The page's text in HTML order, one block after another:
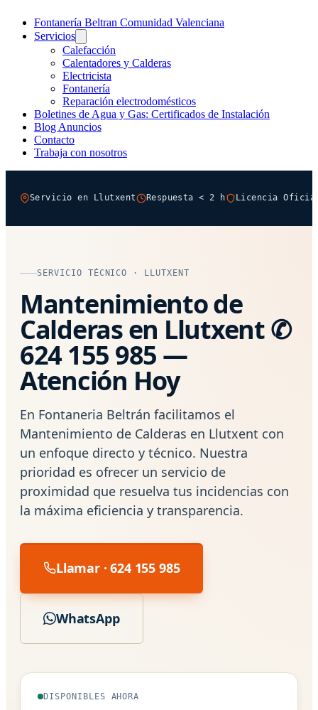
Fontanería Beltran Comunidad Valenciana
Servicios
Calefacción
Calentadores y Calderas
Electricista
Fontanería
Reparación electrodomésticos
Boletines de Agua y Gas: Certificados de Instalación
Blog Anuncios
Contacto
Trabaja con nosotros
Servicio en Llutxent Respuesta < 2 h Licencia
SERVICIO TÉCNICO · LLUTXENT
Mantenimiento de
Calderas en Llutxent ✆
624 155 985 —
Atención Hoy
En Fontaneria Beltrán facilitamos el
Mantenimiento de Calderas en Llutxent con
un enfoque directo y técnico. Nuestra
prioridad es ofrecer un servicio de
proximidad que resuelva tus incidencias con
la máxima eficiencia y transparencia.
Llamar · 624 155 985
WhatsApp
DISPONIBLES AHORA